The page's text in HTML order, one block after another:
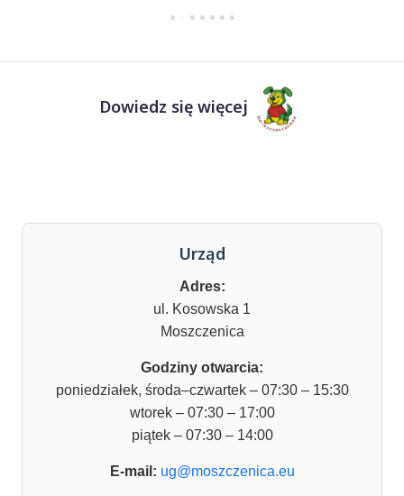
Dowiedz się więcej
Urząd
Adres:
ul. Kosowska 1
Moszczenica
Godziny otwarcia:
poniedziałek, środa–czwartek – 07:30 – 15:30
wtorek – 07:30 – 17:00
piątek – 07:30 – 14:00
E-mail: ug@moszczenica.eu